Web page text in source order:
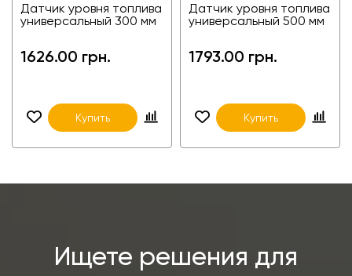
Датчик уровня топлива
универсальный 300 мм
1626.00 грн.
Купить
Датчик уровня топлива
универсальный 500 мм
1793.00 грн.
Купить
Ищете решения для